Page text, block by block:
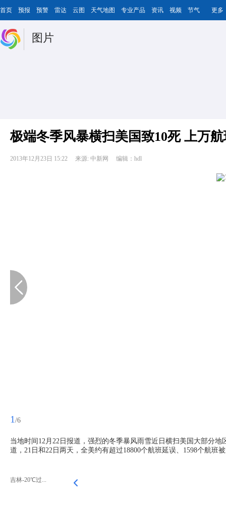
首页 预报 预警 雷达 云图 天气地图 专业产品 资讯 视频 节气 更多
图片
极端冬季风暴横扫美国致10死 上万
2013年12月23日 15:22 来源: 中新网 编辑：hdl
1 /6
当地时间12月22日报道，强烈的冬季暴风雨雪近日横扫美国大部分
道，21日和22日两天，全美约有超过18800个航班延误、1598个航班
吉林-20℃过...